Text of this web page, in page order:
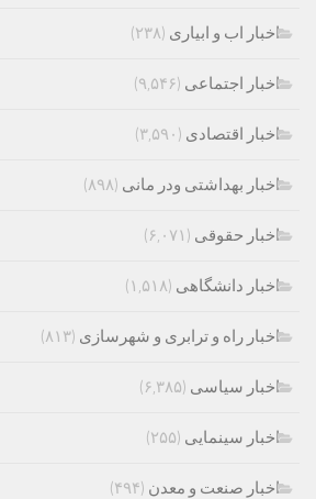
اخبار اب و ابیاری (۲۳۸)
اخبار اجتماعی (۹,۵۴۶)
اخبار اقتصادی (۳,۵۹۰)
اخبار بهداشتی ودر مانی (۸۹۸)
اخبار حقوقی (۶,۰۷۱)
اخبار دانشگاهی (۱,۵۱۸)
اخبار راه و ترابری و شهرسازی (۸۱۳)
اخبار سیاسی (۶,۳۸۵)
اخبار سینمایی (۲۵۵)
اخبار صنعت و معدن (۴۹۴)